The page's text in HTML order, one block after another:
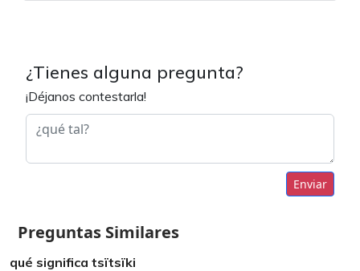
¿Tienes alguna pregunta?
¡Déjanos contestarla!
Enviar
Preguntas Similares
qué significa tsïtsïki